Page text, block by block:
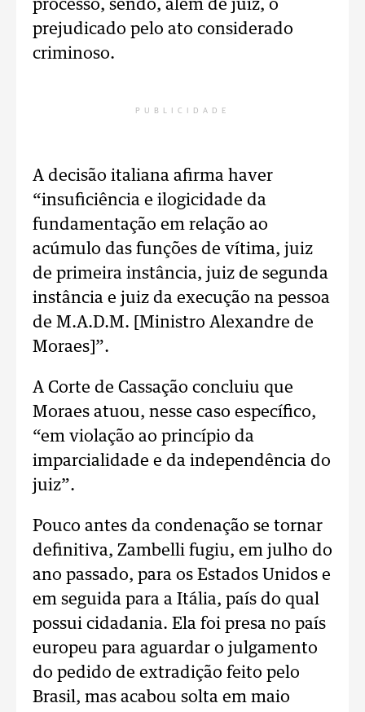
processo, sendo, além de juiz, o
prejudicado pelo ato considerado
criminoso.
PUBLICIDADE
A decisão italiana afirma haver
“insuficiência e ilogicidade da
fundamentação em relação ao
acúmulo das funções de vítima, juiz
de primeira instância, juiz de segunda
instância e juiz da execução na pessoa
de M.A.D.M. [Ministro Alexandre de
Moraes]”.
A Corte de Cassação concluiu que
Moraes atuou, nesse caso específico,
“em violação ao princípio da
imparcialidade e da independência do
juiz”.
Pouco antes da condenação se tornar
definitiva, Zambelli fugiu, em julho do
ano passado, para os Estados Unidos e
em seguida para a Itália, país do qual
possui cidadania. Ela foi presa no país
europeu para aguardar o julgamento
do pedido de extradição feito pelo
Brasil, mas acabou solta em maio